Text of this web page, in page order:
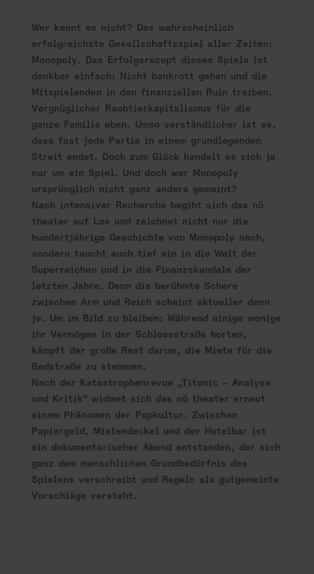
Wer kennt es nicht? Das wahrscheinlich
erfolgreichste Gesellschaftsspiel aller Zeiten:
Monopoly. Das Erfolgsrezept dieses Spiels ist
denkbar einfach: Nicht bankrott gehen und die
Mitspielenden in den finanziellen Ruin treiben.
Vergnüglicher Raubtierkapitalismus für die
ganze Familie eben. Umso verständlicher ist es,
dass fast jede Partie in einem grundlegenden
Streit endet. Doch zum Glück handelt es sich ja
nur um ein Spiel. Und doch war Monopoly
ursprünglich nicht ganz anders gemeint?
Nach intensiver Recherche begibt sich das nö
theater auf Los und zeichnet nicht nur die
hundertjährige Geschichte von Monopoly nach,
sondern taucht auch tief ein in die Welt der
Superreichen und in die Finanzskandale der
letzten Jahre. Denn die berühmte Schere
zwischen Arm und Reich scheint aktueller denn
je. Um im Bild zu bleiben: Während einige wenige
ihr Vermögen in der Schlossstraße horten,
kämpft der große Rest darum, die Miete für die
Badstraße zu stemmen.
Nach der Katastrophenrevue „Titanic – Analyse
und Kritik“ widmet sich das nö theater erneut
einem Phänomen der Popkultur. Zwischen
Papiergeld, Mietendeckel und der Hotelbar ist
ein dokumentarischer Abend entstanden, der sich
ganz dem menschlichen Grundbedürfnis des
Spielens verschreibt und Regeln als gutgemeinte
Vorschläge versteht.